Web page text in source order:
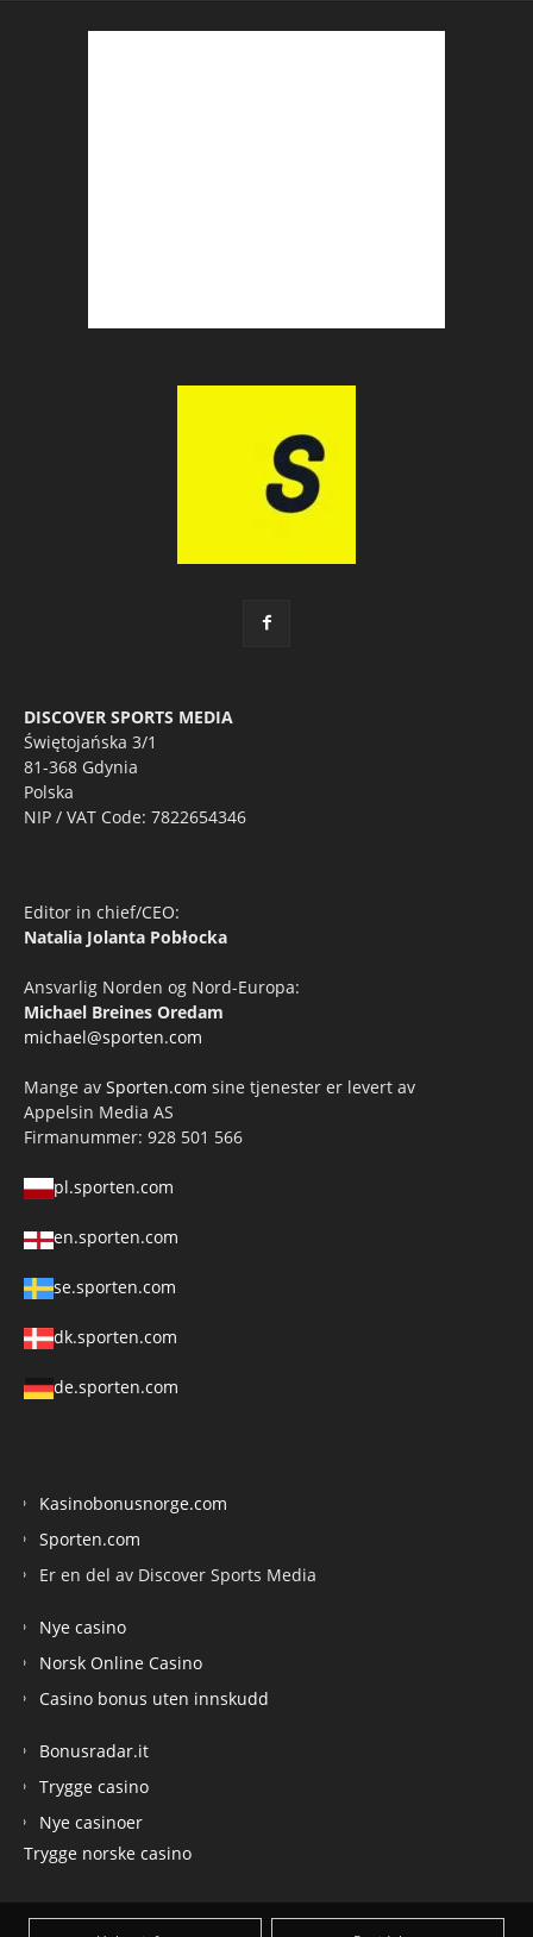
DISCOVER SPORTS MEDIA
Świętojańska 3/1
81-368 Gdynia
Polska
NIP / VAT Code: 7822654346
Editor in chief/CEO:
Natalia Jolanta Pobłocka
Ansvarlig Norden og Nord-Europa:
Michael Breines Oredam
michael@sporten.com
Mange av Sporten.com sine tjenester er levert av
Appelsin Media AS
Firmanummer: 928 501 566
pl.sporten.com
en.sporten.com
se.sporten.com
dk.sporten.com
de.sporten.com
Kasinobonusnorge.com
Sporten.com
Er en del av Discover Sports Media
Nye casino
Norsk Online Casino
Casino bonus uten innskudd
Bonusradar.it
Trygge casino
Nye casinoer
Trygge norske casino